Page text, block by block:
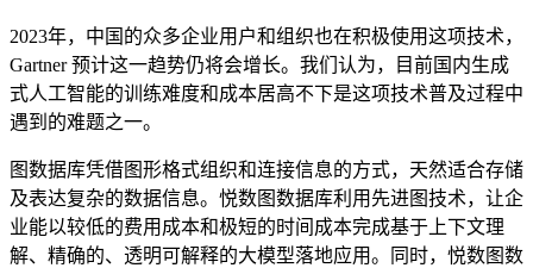
2023年，中国的众多企业用户和组织也在积极使用这项技术，
Gartner 预计这一趋势仍将会增长。我们认为，目前国内生成
式人工智能的训练难度和成本居高不下是这项技术普及过程中
遇到的难题之一。
图数据库凭借图形格式组织和连接信息的方式，天然适合存储
及表达复杂的数据信息。悦数图数据库利用先进图技术，让企
业能以较低的费用成本和极短的时间成本完成基于上下文理
解、精确的、透明可解释的大模型落地应用。同时，悦数图数